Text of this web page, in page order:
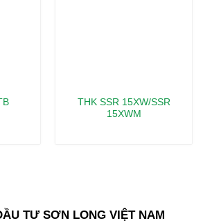
THK SSR 15XW/SSR
15XWM
TƯ SƠN LONG VIỆT NAM